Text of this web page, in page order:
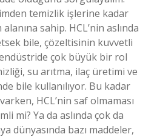
temizlik işlerine kadar
sahip. HCL’nin aslında
bile, çözeltisinin kuvvetli
çok büyük bir rol
su arıtma, ilaç üretimi ve
bile kullanılıyor. Bu kadar
HCL’nin saf olmaması
mi? Ya da aslında çok da
dünyasında bazı maddeler,